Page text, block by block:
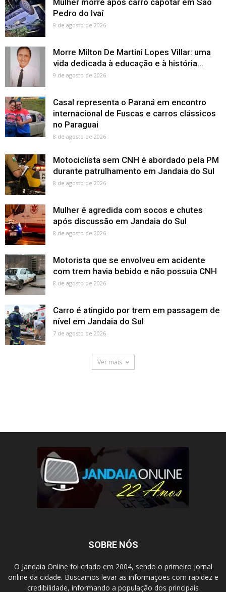
Mulher morre após carro capotar em São
Pedro do Ivaí
9 de agosto de 2026
Morre Milton De Martini Lopes Villar: uma
vida dedicada à educação e à história...
9 de agosto de 2026
Casal representa o Paraná em encontro
internacional de Fuscas e carros clássicos
no Paraguai
8 de agosto de 2026
Motociclista sem CNH é abordado pela PM
durante patrulhamento em Jandaia do Sul
8 de agosto de 2026
Mulher é agredida com socos e chutes
após discussão em Jandaia do Sul
8 de agosto de 2026
Motorista que se envolveu em acidente
com trem havia bebido e não possuia CNH
8 de agosto de 2026
Carro é atingido por trem em passagem de
nível em Jandaia do Sul
7 de agosto de 2026
Ver mais
SOBRE NÓS
O Jandaia Online foi criado em 2004, sendo o primeiro jornal
online da cidade. Buscamos levar as informações com rapidez e
credibilidade, informando a população dos principais